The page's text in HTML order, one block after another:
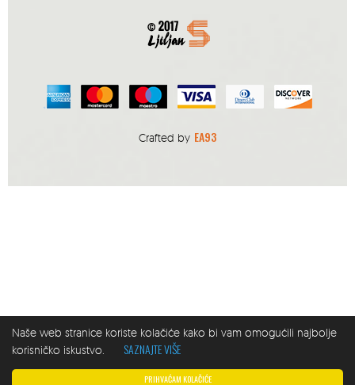
PRIHVAĆAM KOLAČIĆE
Naše web stranice koriste kolačiće kako bi vam omogućili najbolje
korisničko iskustvo.
SAZNAJTE VIŠE
Crafted by EA93